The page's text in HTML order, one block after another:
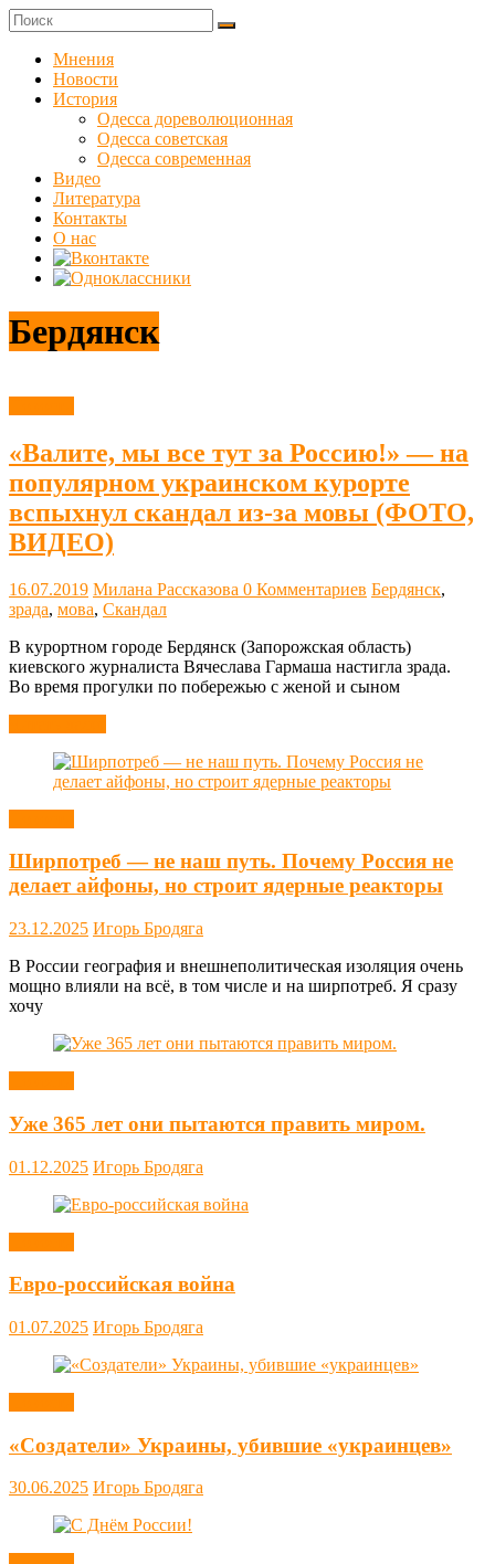
Skip
to
content
Куликовец
Сайт
одесского
сопротивления
Мнения
Новости
История
Одесса дореволюционная
Одесса советская
Одесса современная
Видео
Литература
Контакты
О нас
Бердянск
«Валите, мы все тут за Россию!» — на
популярном украинском курорте
вспыхнул скандал из-за мовы (ФОТО,
ВИДЕО)
16.07.2019 Милана Рассказова 0 Комментариев Бердянск,
зрада, мова, Скандал
В курортном городе Бердянск (Запорожская область)
киевского журналиста Вячеслава Гармаша настигла зрада.
Во время прогулки по побережью с женой и сыном
Ширпотреб — не наш путь. Почему Россия не
делает айфоны, но строит ядерные реакторы
23.12.2025 Игорь Бродяга
В России география и внешнеполитическая изоляция очень
мощно влияли на всё, в том числе и на ширпотреб. Я сразу
хочу
Уже 365 лет они пытаются править миром.
01.12.2025 Игорь Бродяга
Евро-российская война
01.07.2025 Игорь Бродяга
«Создатели» Украины, убившие «украинцев»
30.06.2025 Игорь Бродяга